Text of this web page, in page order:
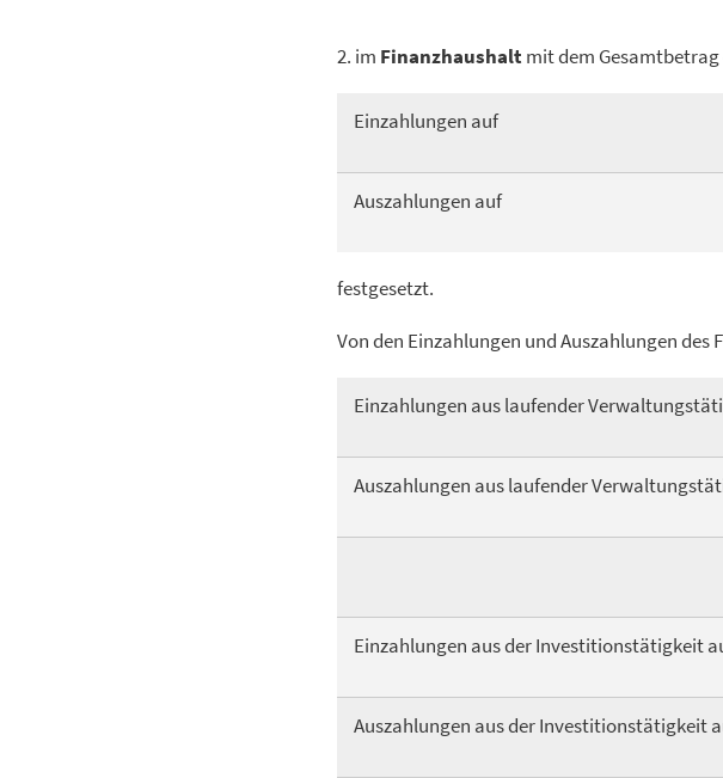
2. im Finanzhaushalt mit dem Gesamtbetrag
Einzahlungen auf
Auszahlungen auf
festgesetzt.
Von den Einzahlungen und Auszahlungen
Einzahlungen aus laufender
Auszahlungen aus laufender
Einzahlungen aus der Investitionstätigkeit
Auszahlungen aus der Investitionstätigkeit